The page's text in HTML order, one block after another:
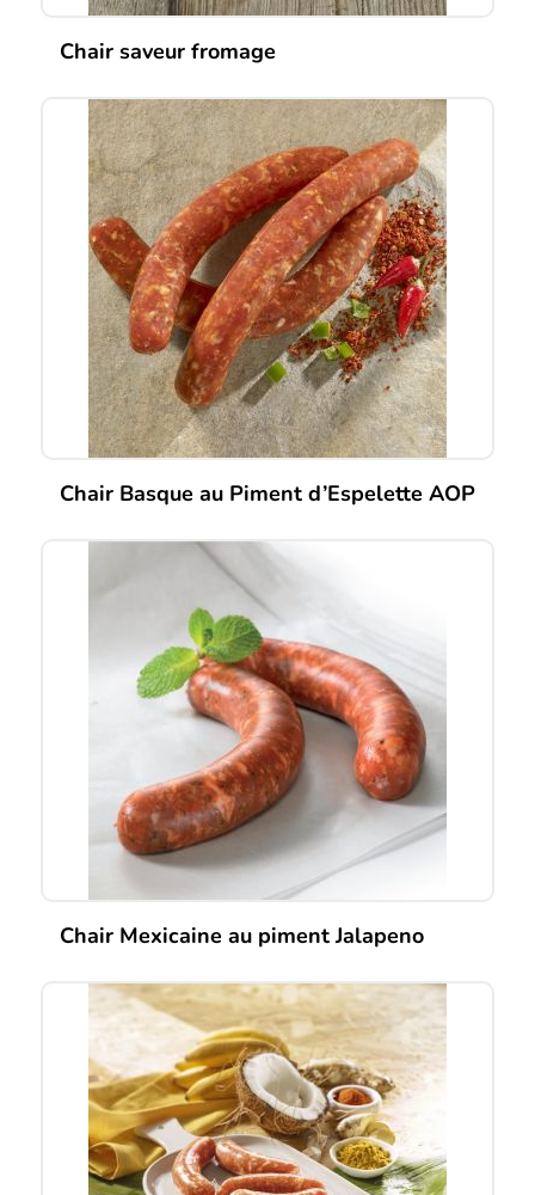
Chair saveur fromage
Chair Basque au Piment d’Espelette AOP
Chair Mexicaine au piment Jalapeno